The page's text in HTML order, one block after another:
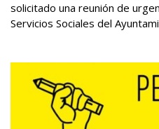
solicitado una reunión de
Servicios Sociales del